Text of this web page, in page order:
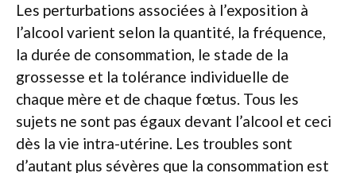
Les perturbations associées à l’exposition à
l’alcool varient selon la quantité, la fréquence,
la durée de consommation, le stade de la
grossesse et la tolérance individuelle de
chaque mère et de chaque fœtus. Tous les
sujets ne sont pas égaux devant l’alcool et ceci
dès la vie intra-utérine. Les troubles sont
d’autant plus sévères que la consommation est